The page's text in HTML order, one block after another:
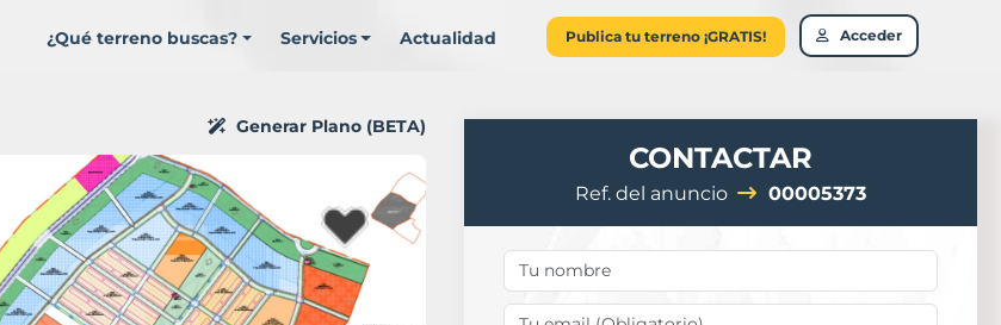
¿Qué terreno buscas? Servicios Actualidad Publica tu terreno ¡GRATIS! Acceder
Generar Plano (BETA)
CONTACTAR
Ref. del anuncio 00005373